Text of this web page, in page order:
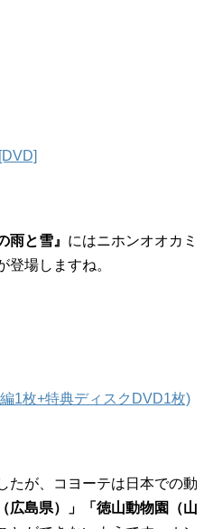
雨と雪』 にはニホンオオカミ
登場しますね。
1枚+特典ディスクDVD1枚)
たが、コヨーテは日本での動
広島県）」「徳山動物園（山